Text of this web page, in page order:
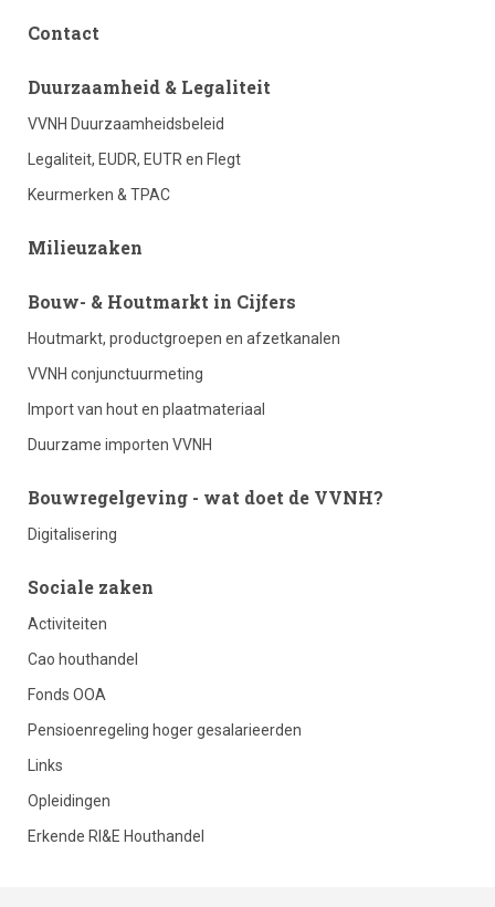
Contact
footer
column
Duurzaamheid & Legaliteit
VVNH Duurzaamheidsbeleid
Legaliteit, EUDR, EUTR en Flegt
Keurmerken & TPAC
Milieuzaken
footer
column
3
Bouw- & Houtmarkt in Cijfers
Houtmarkt, productgroepen en afzetkanalen
VVNH conjunctuurmeting
Import van hout en plaatmateriaal
Duurzame importen VVNH
Bouwregelgeving - wat doet de VVNH?
Digitalisering
footer
column
4
Sociale zaken
Activiteiten
Cao houthandel
Fonds OOA
Pensioenregeling hoger gesalarieerden
Links
Opleidingen
Erkende RI&E Houthandel